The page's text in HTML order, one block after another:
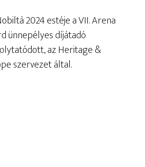
2024 estéje a VII. Arena
ünnepélyes díjátadó
az Heritage &
szervezet által.